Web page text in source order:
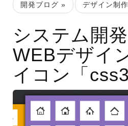
開発ブログ » デザイン制作
システム開
WEBデザイ
イコン「